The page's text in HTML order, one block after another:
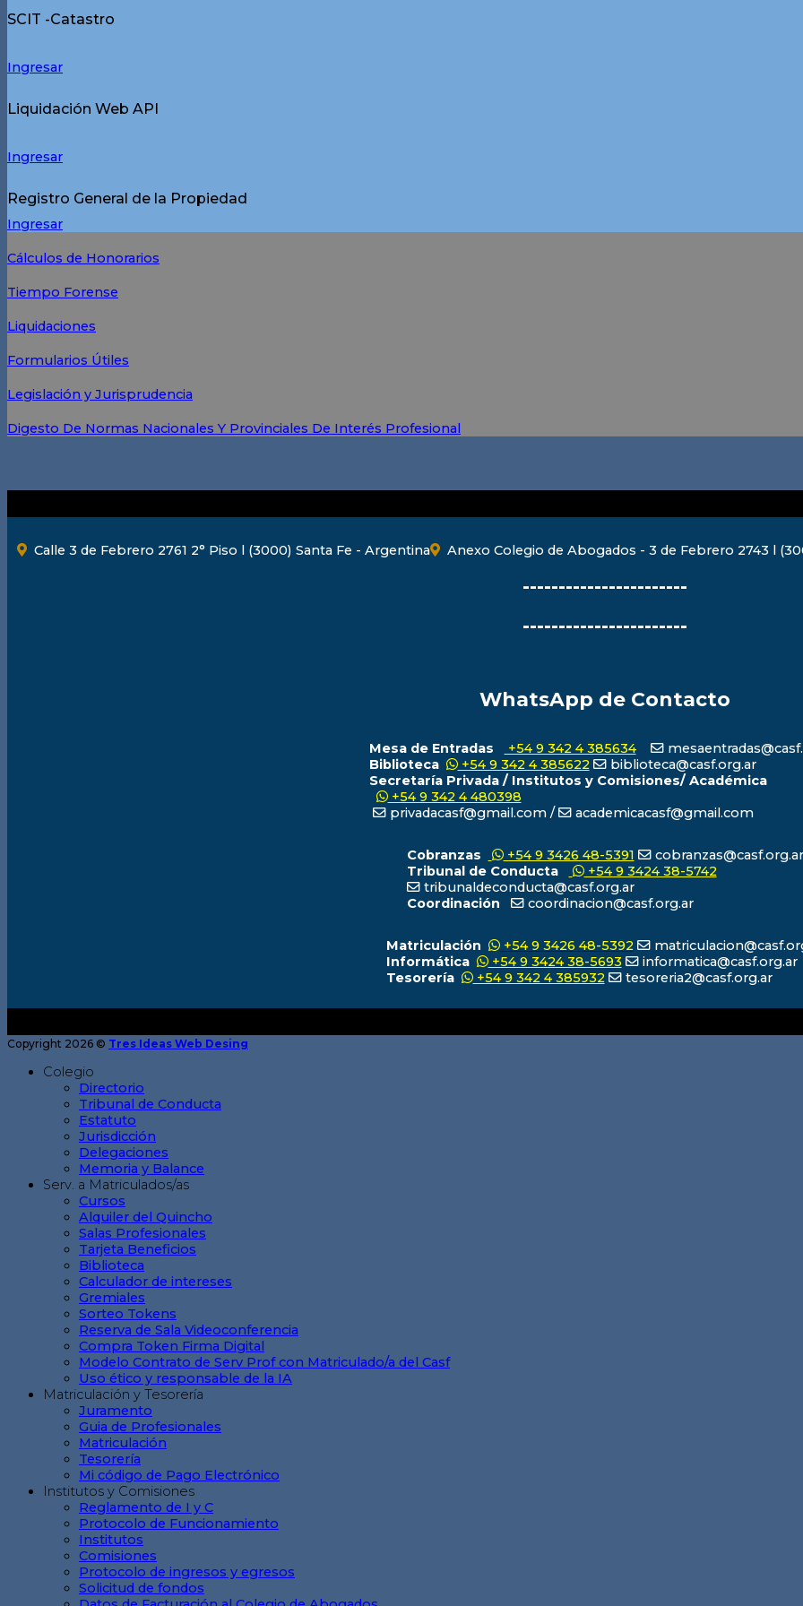
SCIT -Catastro
Ingresar
Liquidación Web API
Ingresar
Registro General de la Propiedad
Ingresar
Cálculos de Honorarios
Tiempo Forense
Liquidaciones
Formularios Útiles
Legislación y Jurisprudencia
Digesto De Normas Nacionales Y Provinciales De Interés Profesional
Calle 3 de Febrero 2761 2° Piso l (3000) Santa Fe - Argentina Anexo Colegio de Abogados - 3 de Febrero 2743 l
-----------------------
-----------------------
WhatsApp de Contacto
Mesa de Entradas +54 9 342 4 385634
Biblioteca
+54 9 342 4 385622
biblioteca@casf.org.ar
Secretaría Privada / Institutos y Comisiones/ Académica
+54 9 342 4 480398
privadacasf@gmail.com /
academicacasf@gmail.com
Cobranzas +54 9 3426 48-5391
cobranzas@casf.org.ar
Tribunal de Conducta
+54 9 3424 38-5742
tribunaldeconducta@casf.org.ar
Coordinación
coordinacion@casf.org.ar
Matriculación +54 9 3426 48-5392
Informática
+54 9 3424 38-5693
informatica@casf.org.ar
Tesorería
+54 9 342 4 385932 tesoreria2@casf.org.ar
Copyright 2026 © Tres Ideas Web Desing
Colegio
Directorio
Tribunal de Conducta
Estatuto
Jurisdicción
Delegaciones
Memoria y Balance
Serv. a Matriculados/as
Cursos
Alquiler del Quincho
Salas Profesionales
Tarjeta Beneficios
Biblioteca
Calculador de intereses
Gremiales
Sorteo Tokens
Reserva de Sala Videoconferencia
Compra Token Firma Digital
Modelo Contrato de Serv Prof con Matriculado/a del Casf
Uso ético y responsable de la IA
Matriculación y Tesorería
Juramento
Guia de Profesionales
Matriculación
Tesorería
Mi código de Pago Electrónico
Institutos y Comisiones
Reglamento de I y C
Protocolo de Funcionamiento
Institutos
Comisiones
Protocolo de ingresos y egresos
Solicitud de fondos